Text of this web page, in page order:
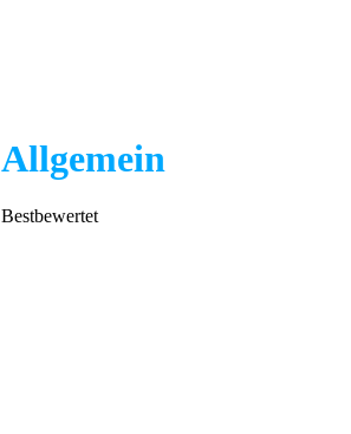
Allgemein
Bestbewertet